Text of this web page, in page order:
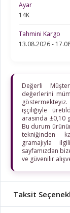
Ayar
14K
Tahmini Kargo
13.08.2026 -
Değerli
değerlerini
işçiliğiyle
arasında ±0,10
Bu durum
tekniğinden
gramajıyla
sayfamızdan
ve güvenilir
Taksit